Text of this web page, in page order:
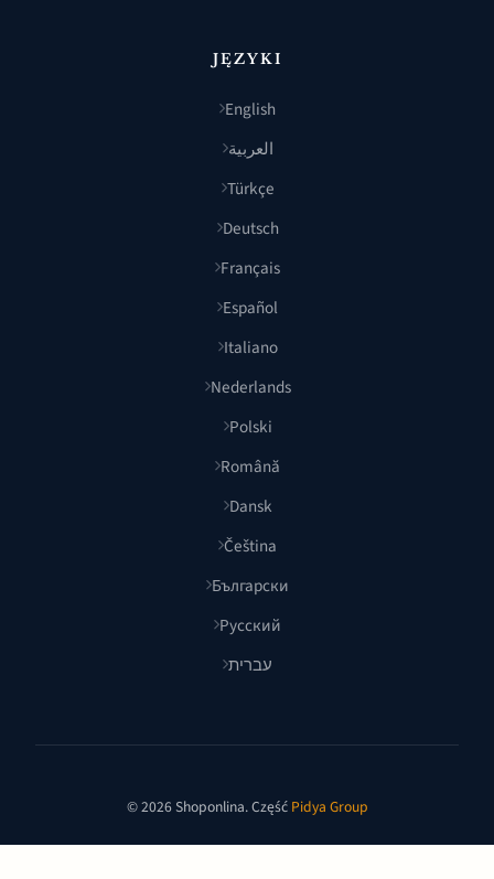
JĘZYKI
English
العربية
Türkçe
Deutsch
Français
Español
Italiano
Nederlands
Polski
Română
Dansk
Čeština
Български
Русский
עברית
© 2026 Shoponlina. Część Pidya Group